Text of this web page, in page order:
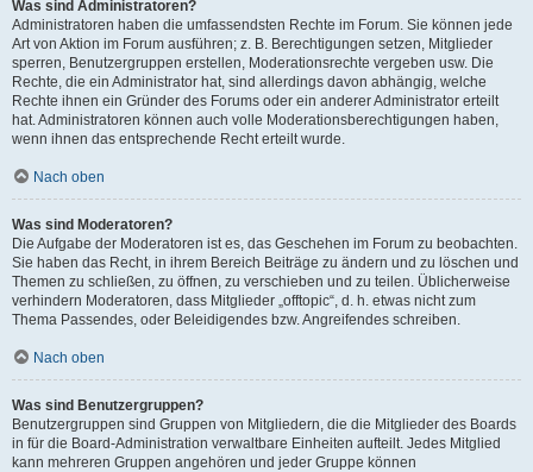
Was sind Administratoren?
Administratoren haben die umfassendsten Rechte im Forum. Sie können jede
Art von Aktion im Forum ausführen; z. B. Berechtigungen setzen, Mitglieder
sperren, Benutzergruppen erstellen, Moderationsrechte vergeben usw. Die
Rechte, die ein Administrator hat, sind allerdings davon abhängig, welche
Rechte ihnen ein Gründer des Forums oder ein anderer Administrator erteilt
hat. Administratoren können auch volle Moderationsberechtigungen haben,
wenn ihnen das entsprechende Recht erteilt wurde.
Nach oben
Was sind Moderatoren?
Die Aufgabe der Moderatoren ist es, das Geschehen im Forum zu beobachten.
Sie haben das Recht, in ihrem Bereich Beiträge zu ändern und zu löschen und
Themen zu schließen, zu öffnen, zu verschieben und zu teilen. Üblicherweise
verhindern Moderatoren, dass Mitglieder „offtopic“, d. h. etwas nicht zum
Thema Passendes, oder Beleidigendes bzw. Angreifendes schreiben.
Nach oben
Was sind Benutzergruppen?
Benutzergruppen sind Gruppen von Mitgliedern, die die Mitglieder des Boards
in für die Board-Administration verwaltbare Einheiten aufteilt. Jedes Mitglied
kann mehreren Gruppen angehören und jeder Gruppe können